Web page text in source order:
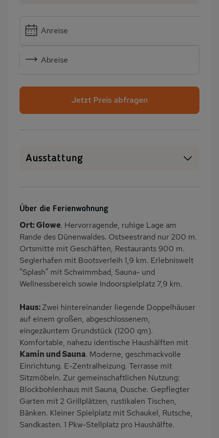
Anreise
Abreise
Jetzt Preis abfragen
Ausstattung
Terrasse
Grill
Kinderspielplatz
PKW-Parkplatz
Eingezäuntes
Grundstück
Dusche/WC
Küche
Herd (4 Kochfelder)
Backofen
Geschirrspülmaschine
Kühlschrank
Ruhige Lage
Nichtraucher
Terrassenmöbel
Strandnah
Bettwäsche mietbar
Handtücher mietbar
Über die Ferienwohnung
Ort: Glowe. Hervorragende, ruhige Lage am
Rande des Dünenwaldes. Ostseestrand nur 200 m.
Ortsmitte mit Geschäften, Restaurants 900 m.
Seglerhafen mit Bootsverleih 1,9 km. Erlebniswelt
"Splash" mit Schwimmbad, Sauna- und
Wellnessbereich sowie Indoorspielplatz 7,9 km.
Haus:Zwei hintereinander liegende Doppelhäuser
auf einem großen, abgeschlossenem,
eingezäuntem Grundstück (1200 qm).
Komfortable, nahezu identische Haushälften mit
Kamin und Sauna. Moderne, geschmackvolle
Einrichtung. E-Zentralheizung. Terrasse mit
Sitzmöbeln. Zur gemeinschaftlichen Nutzung:
Blockbohlenhaus mit Sauna, Dusche. Gepflegter
Garten mit 2 Grillplätzen, rustikalen Tischen,
Bänken. Kleiner Spielplatz mit Schaukel, Rutsche,
Sandkasten. 1 Pkw-Stellplatz pro Haushälfte.